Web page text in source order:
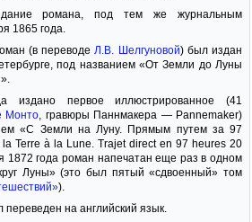
романа, под тем же журнальным
1865 года.
(в переводе Л.В. Шелгуновой) был издан
под названием «От Земли до Луны
первое иллюстрированное (41
Монто , гравюры Паннмакера — Pannemaker)
«С Земли на Луну. Прямым путем за 97
Terre à la Lune. Trajet direct en 97 heures 20
1872 года роман напечатан еще раз в одном
Луны» (это был пятый «сдвоенный» том
).
на английский язык.